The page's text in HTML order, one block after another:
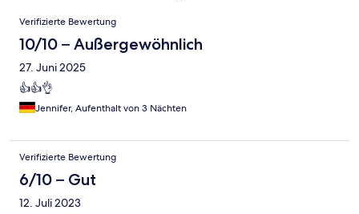
Bewertungen
Verifizierte Bewertung
10/10 – Außergewöhnlich
27. Juni 2025
👍👍👌
Jennifer, Aufenthalt von 3 Nächten
Verifizierte Bewertung
6/10 – Gut
12. Juli 2023